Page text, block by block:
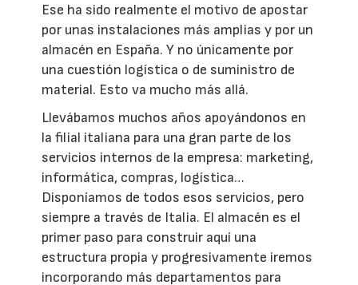
Ese ha sido realmente el motivo de apostar
por unas instalaciones más amplias y por un
almacén en España. Y no únicamente por
una cuestión logística o de suministro de
material. Esto va mucho más allá.
Llevábamos muchos años apoyándonos en
la filial italiana para una gran parte de los
servicios internos de la empresa: marketing,
informática, compras, logística…
Disponíamos de todos esos servicios, pero
siempre a través de Italia. El almacén es el
primer paso para construir aquí una
estructura propia y progresivamente iremos
incorporando más departamentos para